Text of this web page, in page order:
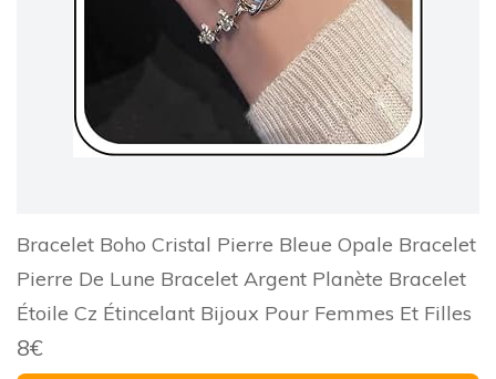
Bracelet Boho Cristal Pierre Bleue Opale Bracelet
Pierre De Lune Bracelet Argent Planète Bracelet
Étoile Cz Étincelant Bijoux Pour Femmes Et Filles
8€